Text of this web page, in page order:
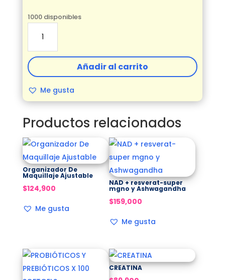
1000 disponibles
X
100
Softgels
cantidad
Añadir al carrito
Me gusta
Productos relacionados
Organizador De
Maquillaje Ajustable
$124,900
Me gusta
NAD + resverat-super
mgno y Ashwagandha
$159,000
Me gusta
CREATINA